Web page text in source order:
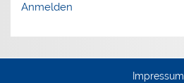
Anmelden
Impressum